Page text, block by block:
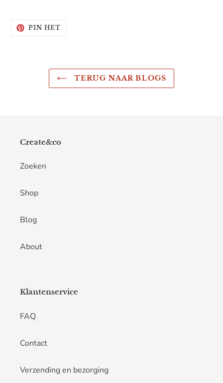
PIN HETPINNEN
TERUG NAAR BLOGS
Create&co
Zoeken
Shop
Blog
About
Klantenservice
FAQ
Contact
Verzending en bezorging